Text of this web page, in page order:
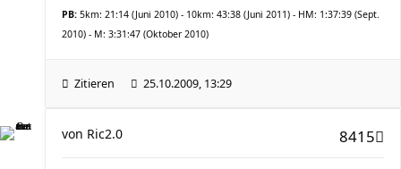
PB: 5km: 21:14 (Juni 2010) - 10km: 43:38 (Juni 2011) - HM: 1:37:39 (Sept.
2010) - M: 3:31:47 (Oktober 2010)
Zitieren 25.10.2009, 13:29
8415
von Ric2.0